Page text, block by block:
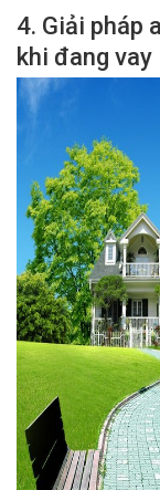
4. Giải pháp
khi đang vay